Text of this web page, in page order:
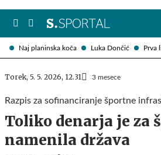
Naj planinska koča Luka Dončić Prva
Torek, 5. 5. 2026, 12.31 3 mesece
Razpis za sofinanciranje športne
Toliko denarja je za
namenila država